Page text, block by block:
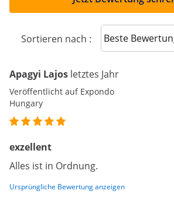
Sortieren nach : Sort reviews
Apagyi Lajos letztes Jahr
Veröffentlicht auf Expondo
Hungary
exzellent
Alles ist in Ordnung.
Ursprüngliche Bewertung anzeigen